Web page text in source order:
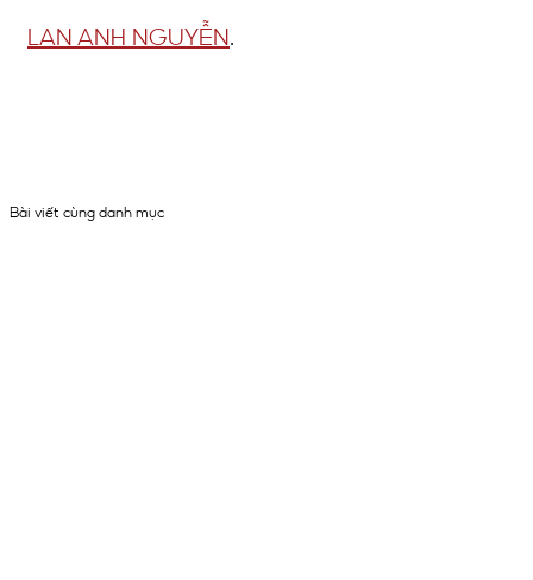
LAN ANH NGUYỄN
Bài viết cùng danh mục